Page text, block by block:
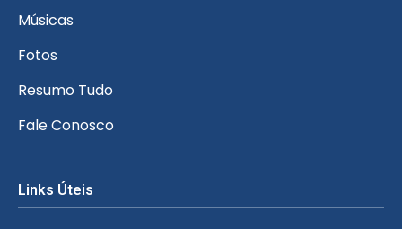
Músicas
Fotos
Resumo Tudo
Fale Conosco
Links Úteis